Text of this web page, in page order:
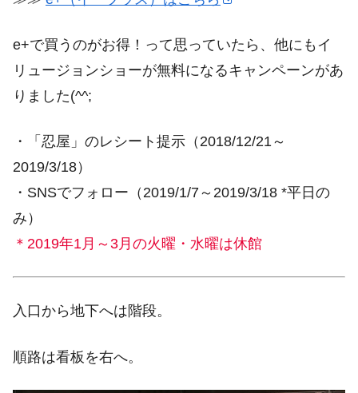
e+で買うのがお得！って思っていたら、他にもイ
リュージョンショーが無料になるキャンペーンがあ
りました(^^;
・「忍屋」のレシート提示（2018/12/21～
2019/3/18）
・SNSでフォロー（2019/1/7～2019/3/18 *平日の
み）
＊2019年1月～3月の火曜・水曜は休館
入口から地下へは階段。
順路は看板を右へ。